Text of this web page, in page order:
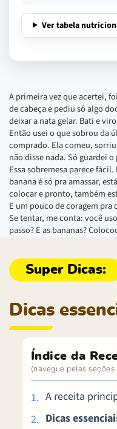
Ver tabela
A primeira vez que acertei,
de cabeça e pediu só algo
deixar a nata gelar. Bati e
Então usei o que sobrou da
comprado. Ela comeu,
não disse nada. Só guardei
Essa sobremesa parece
banana é só pra amassar,
colocar e pronto, também
E um pouco de coragem pra
Se tentar, me conta: você
passo? E as bananas?
Dicas
Índice da
A receita
Dicas